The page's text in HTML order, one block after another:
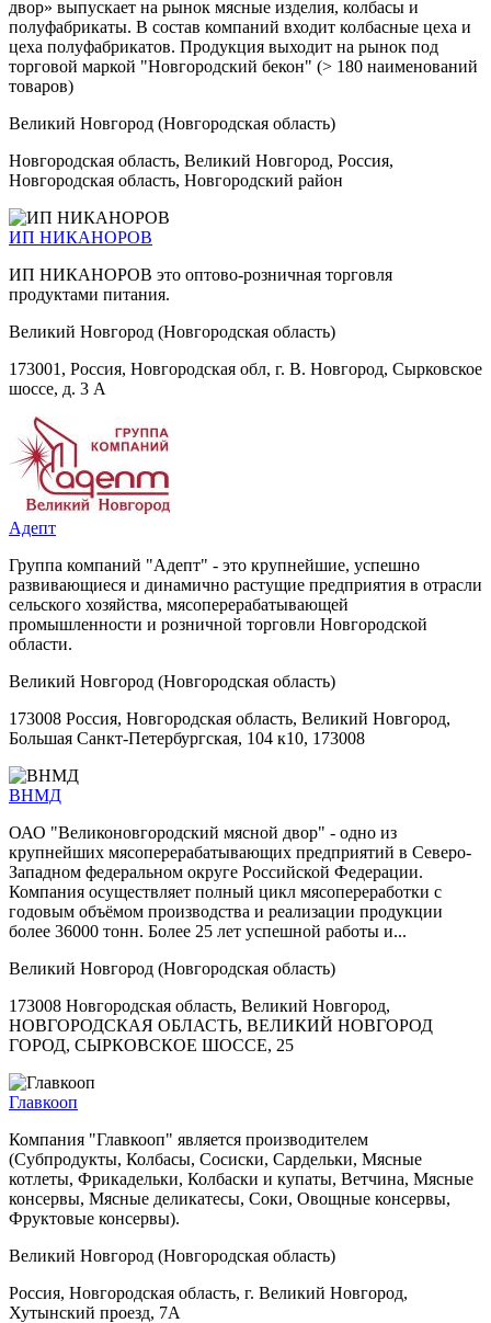
двор» выпускает на рынок мясные изделия, колбасы и
полуфабрикаты. В состав компаний входит колбасные цеха и
цеха полуфабрикатов. Продукция выходит на рынок под
торговой маркой "Новгородский бекон" (> 180 наименований
товаров)
Великий Новгород (Новгородская область)
Новгородская область, Великий Новгород, Россия,
Новгородская область, Новгородский район
ИП НИКАНОРОВ
ИП НИКАНОРОВ это оптово-розничная торговля
продуктами питания.
Великий Новгород (Новгородская область)
173001, Россия, Новгородская обл, г. В. Новгород, Сырковское
шоссе, д. 3 А
Адепт
Группа компаний "Адепт" - это крупнейшие, успешно
развивающиеся и динамично растущие предприятия в отрасли
сельского хозяйства, мясоперерабатывающей
промышленности и розничной торговли Новгородской
области.
Великий Новгород (Новгородская область)
173008 Россия, Новгородская область, Великий Новгород,
Большая Санкт-Петербургская, 104 к10, 173008
ВНМД
ОАО "Великоновгородский мясной двор" - одно из
крупнейших мясоперерабатывающих предприятий в Северо-
Западном федеральном округе Российской Федерации.
Компания осуществляет полный цикл мясопереработки с
годовым объёмом производства и реализации продукции
более 36000 тонн. Более 25 лет успешной работы и...
Великий Новгород (Новгородская область)
173008 Новгородская область, Великий Новгород,
НОВГОРОДСКАЯ ОБЛАСТЬ, ВЕЛИКИЙ НОВГОРОД
ГОРОД, СЫРКОВСКОЕ ШОССЕ, 25
Главкооп
Компания "Главкооп" является производителем
(Субпродукты, Колбасы, Сосиски, Сардельки, Мясные
котлеты, Фрикадельки, Колбаски и купаты, Ветчина, Мясные
консервы, Мясные деликатесы, Соки, Овощные консервы,
Фруктовые консервы).
Великий Новгород (Новгородская область)
Россия, Новгородская область, г. Великий Новгород,
Хутынский проезд, 7А